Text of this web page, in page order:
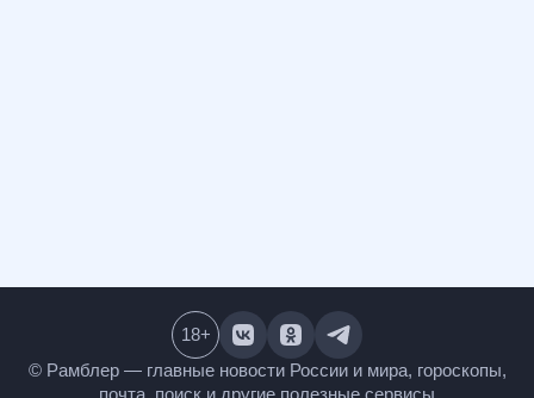
© Рамблер — главные новости России и мира,
18+